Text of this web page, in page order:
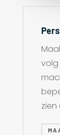
volg
zien